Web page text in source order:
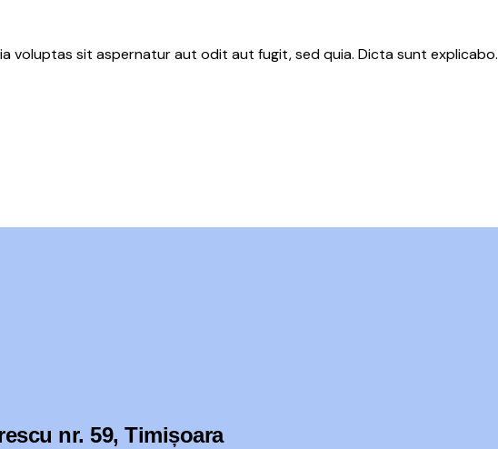
voluptas sit aspernatur aut odit aut fugit, sed quia. Dicta sunt explicabo.
nr. 59, Timișoara